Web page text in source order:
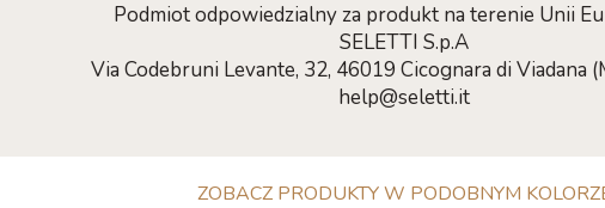
Podmiot odpowiedzialny za produkt na terenie Unii
SELETTI S.p.A
Via Codebruni Levante, 32, 46019 Cicognara di Viadana
help@seletti.it
ZOBACZ PRODUKTY W PODOBNYM